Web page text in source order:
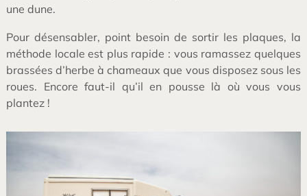
une dune.
Pour désensabler, point besoin de sortir les plaques, la
méthode locale est plus rapide : vous ramassez quelques
brassées d’herbe à chameaux que vous disposez sous les
roues. Encore faut-il qu’il en pousse là où vous vous
plantez !